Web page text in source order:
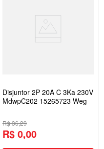
Disjuntor 2P 20A C 3Ka 230V
MdwpC202 15265723 Weg
R$ 36,29
R$ 0,00